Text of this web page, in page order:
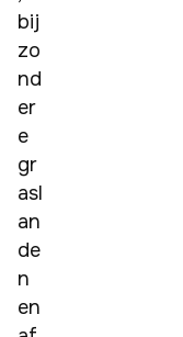
bij
zo
nd
er
e
gr
asl
an
de
n
en